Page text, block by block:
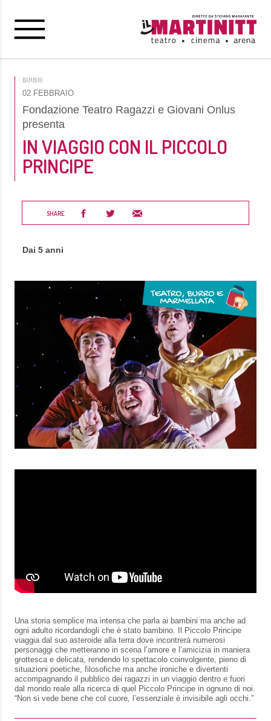
BAMBINI
02 FEBBRAIO
Fondazione Teatro Ragazzi e Giovani Onlus
presenta
IN VIAGGIO CON IL PICCOLO
PRINCIPE
SHARE
Dai 5 anni
Una storia semplice ma intensa che parla ai bambini ma anche ad
ogni adulto ricordandogli che è stato bambino. Il Piccolo Principe
viaggia dal suo asteroide alla terra dove incontrerà numerosi
personaggi che metteranno in scena l’amore e l’amicizia in maniera
grottesca e delicata, rendendo lo spettacolo coinvolgente, pieno di
situazioni poetiche, filosofiche ma anche ironiche e divertenti
accompagnando il pubblico dei ragazzi in un viaggio dentro e fuori
dal mondo reale alla ricerca di quel Piccolo Principe in ognuno di noi.
“Non si vede bene che col cuore, l’essenziale è invisibile agli occhi.”